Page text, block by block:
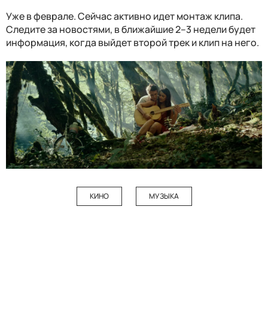
Уже в феврале. Сейчас активно идет монтаж клипа.
Следите за новостями, в ближайшие 2–3 недели будет
информация, когда выйдет второй трек и клип на него.
КИНО МУЗЫКА